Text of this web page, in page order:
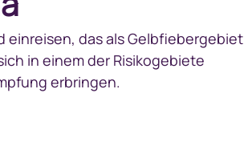
einreisen, das als Gelbfiebergebiet
in einem der Risikogebiete
erbringen.